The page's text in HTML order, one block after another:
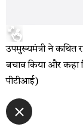
उपमुख्यमंत्री ने कथित
बचाव किया और कहा
पीटीआई)